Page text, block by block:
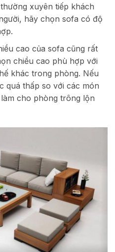
xuyên tiếp khách
hãy chọn sofa có độ
cao của sofa cũng rất
chiều cao phù hợp với
khác trong phòng. Nếu
quá thấp so với các món
cho phòng trông lộn